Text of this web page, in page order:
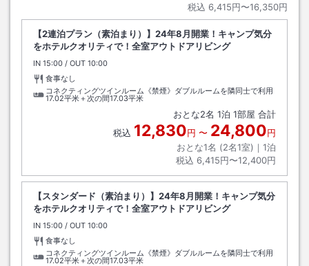
税込 6,415円〜16,350円
【2連泊プラン（素泊まり）】24年8月開業！キャンプ気分
をホテルクオリティで！全室アウトドアリビング
IN チェックイン
15:00 / OUT チェックアウト
10:00
食事なし
コネクティングツインルーム《禁煙》ダブルルームを隣同士で利用
17.02平米＋次の間17.03平米
おとな2名 1泊 1部屋 合計
税込 12,830円 〜 24,800円
おとな1名 (2名1室)｜ 1泊
税込 6,415円〜12,400円
【スタンダード（素泊まり）】24年8月開業！キャンプ気分
をホテルクオリティで！全室アウトドアリビング
IN チェックイン
15:00 / OUT チェックアウト
10:00
食事なし
コネクティングツインルーム《禁煙》ダブルルームを隣同士で利用
17.02平米＋次の間17.03平米